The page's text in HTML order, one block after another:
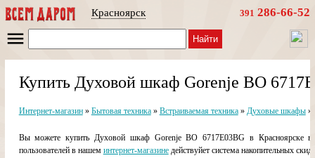
Красноярск 391 286-66-52
Найти
Купить Духовой шкаф Gorenje BO
Интернет-магазин» Бытовая техника» Встраиваемая техника» Духовые шкафы»
Вы можете купить Духовой шкаф Gorenje BO 6717E03BG в Красноярске в
пользователей в нашем интернет-магазинедействуйет система накопительных